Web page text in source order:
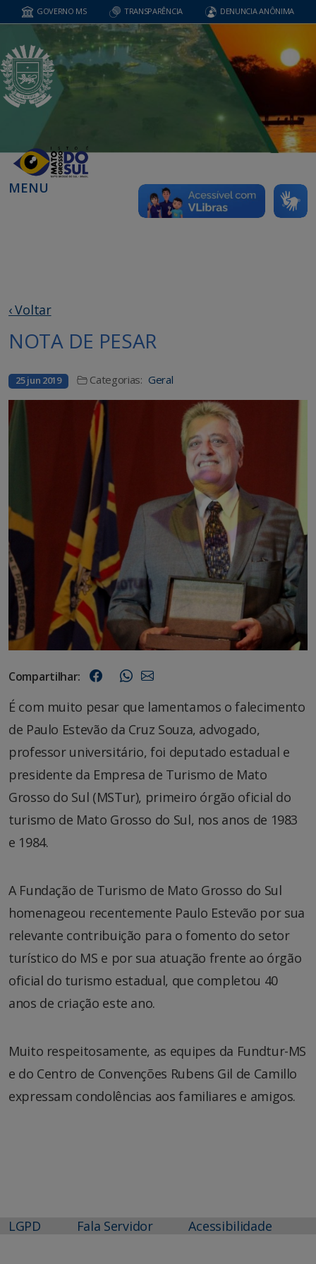
GOVERNO MS TRANSPARÊNCIA DENUNCIA ANÔNIMA
MENU
‹ Voltar
NOTA DE PESAR
25 jun 2019 Categorias: Geral
Compartilhar:
É com muito pesar que lamentamos o falecimento
de Paulo Estevão da Cruz Souza, advogado,
professor universitário, foi deputado estadual e
presidente da Empresa de Turismo de Mato
Grosso do Sul (MSTur), primeiro órgão oficial do
turismo de Mato Grosso do Sul, nos anos de 1983
e 1984.
A Fundação de Turismo de Mato Grosso do Sul
homenageou recentemente Paulo Estevão por sua
relevante contribuição para o fomento do setor
turístico do MS e por sua atuação frente ao órgão
oficial do turismo estadual, que completou 40
anos de criação este ano.
Muito respeitosamente, as equipes da Fundtur-MS
e do Centro de Convenções Rubens Gil de Camillo
expressam condolências aos familiares e amigos.
LGPD Fala Servidor Acessibilidade